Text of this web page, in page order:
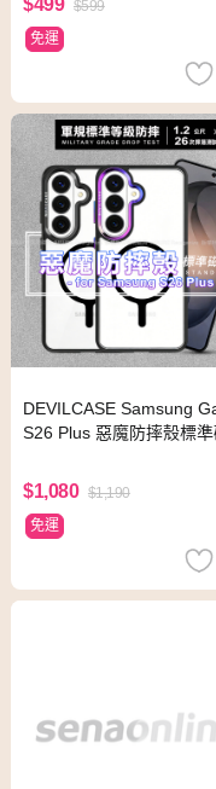
$499 $599
免運
DEVILCASE Samsung
S26 Plus 惡魔防摔殼標準
$1,080 $1,190
免運